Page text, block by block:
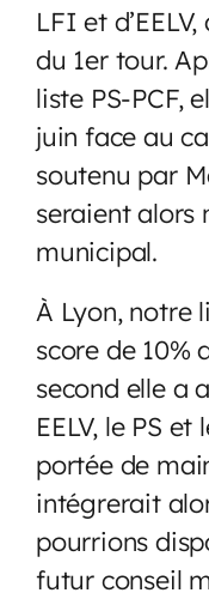
LFI et
du 1er tour.
liste PS-PCF,
juin face au
soutenu par
seraient alors
municipal.
À Lyon, notre
score de 10%
second elle a
EELV, le PS
portée de
intégrerait
pourrions
futur conseil